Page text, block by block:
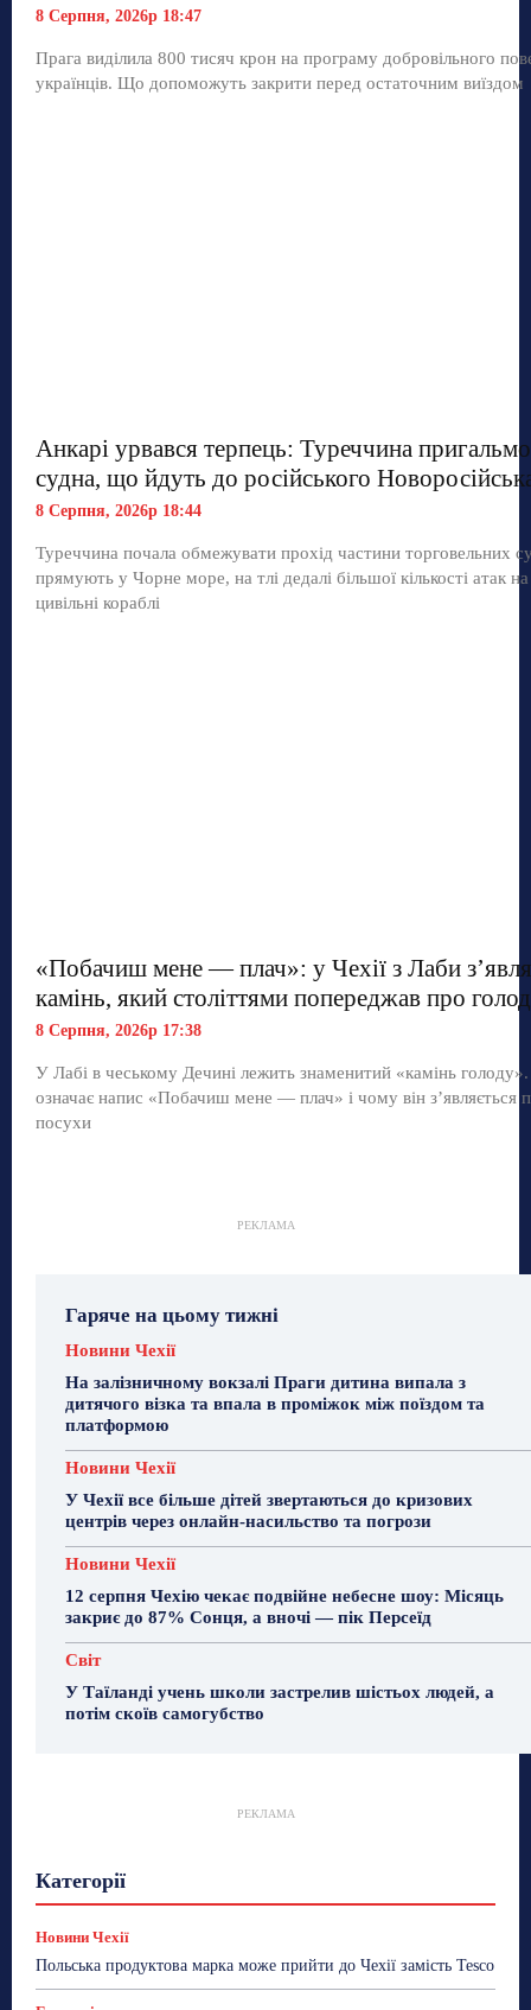
8 Серпня, 2026р 18:47
Прага виділила 800 тисяч крон на програму добровільного
українців. Що допоможуть закрити перед остаточним виїздом
Анкарі урвався терпець: Туреччина
судна, що йдуть до російського
8 Серпня, 2026р 18:44
Туреччина почала обмежувати прохід частини торговельних
прямують у Чорне море, на тлі дедалі більшої кількості атак на
цивільні кораблі
«Побачиш мене — плач»: у Чехії з Лаби
камінь, який століттями попереджав про голод
8 Серпня, 2026р 17:38
У Лабі в чеському Дечині лежить знаменитий «камінь
означає напис «Побачиш мене — плач» і чому він з’являється
посухи
РЕКЛАМА
Гаряче на цьому тижні
Новини Чехії
На залізничному вокзалі Праги дитина випала з
дитячого візка та впала в проміжок між поїздом та
платформою
Новини Чехії
У Чехії все більше дітей звертаються до кризових
центрів через онлайн-насильство та погрози
Новини Чехії
12 серпня Чехію чекає подвійне небесне шоу: Місяць
закриє до 87% Сонця, а вночі — пік Персеїд
Світ
У Таїланді учень школи застрелив шістьох людей, а
потім скоїв самогубство
РЕКЛАМА
Категорії
Новини Чехії
Сад та город Світ
Спорт
ТехноМанія
Топ-новини Фоторепортаж
Новини Чехії
Польська продуктова марка може прийти до Чехії замість Tesco